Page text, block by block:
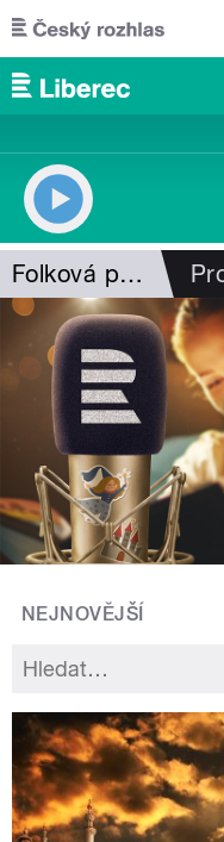
Přejít k hlavnímu obsahu
Folková pohlazení
NEJNOVĚJŠÍ